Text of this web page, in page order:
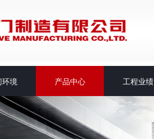
环境 产品中心 工程业绩